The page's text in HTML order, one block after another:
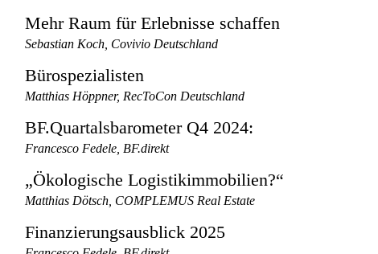
Mehr Raum für Erlebnisse schaffen
Sebastian Koch, Covivio Deutschland
Bürospezialisten
Matthias Höppner, RecToCon Deutschland
BF.Quartalsbarometer Q4 2024:
Francesco Fedele, BF.direkt
„Ökologische Logistikimmobilien?“
Matthias Dötsch, COMPLEMUS Real Estate
Finanzierungsausblick 2025